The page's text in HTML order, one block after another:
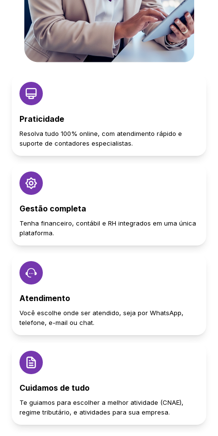
Praticidade
Resolva tudo 100% online, com atendimento rápido e
suporte de contadores especialistas.
Gestão completa
Tenha financeiro, contábil e RH integrados em uma única
plataforma.
Atendimento
Você escolhe onde ser atendido, seja por WhatsApp,
telefone, e-mail ou chat.
Cuidamos de tudo
Te guiamos para escolher a melhor atividade (CNAE),
regime tributário, e atividades para sua empresa.